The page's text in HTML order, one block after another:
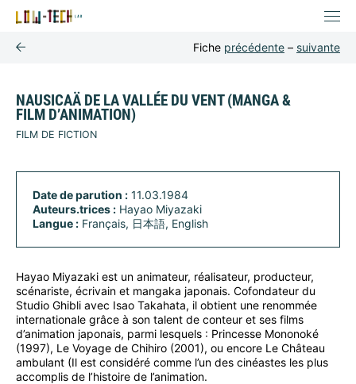
Fiche précédente – suivante
NAUSICAÄ DE LA VALLÉE DU VENT (MANGA &
FILM D’ANIMATION)
FILM DE FICTION
Date de parution : 11.03.1984
Auteurs.trices : Hayao Miyazaki
Langue : Français, 日本語, English
Hayao Miyazaki est un animateur, réalisateur, producteur,
scénariste, écrivain et mangaka japonais. Cofondateur du
Studio Ghibli avec Isao Takahata, il obtient une renommée
internationale grâce à son talent de conteur et ses films
d’animation japonais, parmi lesquels : Princesse Mononoké
(1997), Le Voyage de Chihiro (2001), ou encore Le Château
ambulant (Il est considéré comme l’un des cinéastes les plus
accomplis de l’histoire de l’animation.